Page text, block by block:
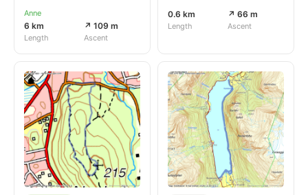
Anne
6 km
Length
↗ 109 m
Ascent
0.6 km
Length
↗ 66 m
Ascent